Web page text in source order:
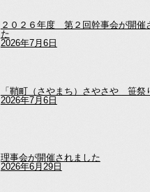
２０２６年度 第２回幹事会が開催
た
2026年7月6日
「鞘町（さやまち）さやさや 笹祭
2026年7月6日
理事会が開催されました
2026年6月29日